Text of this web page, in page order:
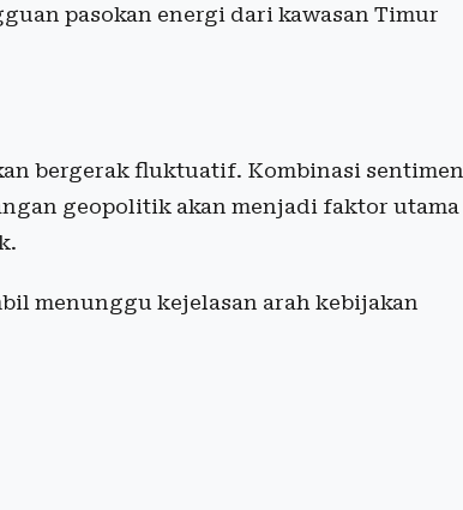
pasokan energi dari kawasan Timur
bergerak fluktuatif. Kombinasi sentimen
geopolitik akan menjadi faktor utama
menunggu kejelasan arah kebijakan